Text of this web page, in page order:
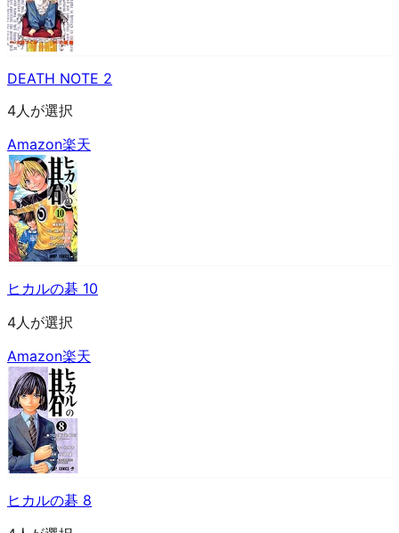
DEATH NOTE 2
4人が選択
Amazon楽天
ヒカルの碁 10
4人が選択
Amazon楽天
ヒカルの碁 8